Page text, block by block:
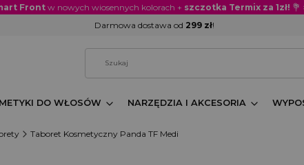
Frontw nowych wiosennych kolorach + szczotka Termix za 1zł! 💐
Darmowa dostawa od 299 zł!
DO WŁOSÓW NARZĘDZIA I AKCESORIA
Taboret Kosmetyczny Panda TF Medi